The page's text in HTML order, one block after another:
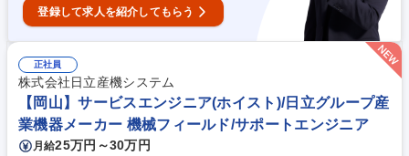
登録して求人を紹介してもらう
正社員
株式会社日立産機システム
【岡山】サービスエンジニア(ホイスト)/日立グループ産
業機器メーカー 機械フィールド/サポートエンジニア
月給25万円～30万円